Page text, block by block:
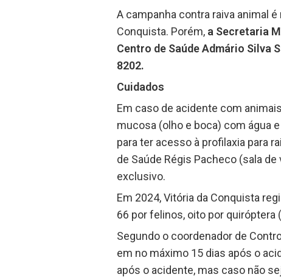
A campanha contra raiva animal
Conquista. Porém, a Secretaria
Centro de Saúde Admário Silva
8202.
Cuidados
Em caso de acidente com
mucosa (olho e boca) com água
para ter acesso à profilaxia para
de Saúde Régis Pacheco (sala
exclusivo.
Em 2024, Vitória da Conquista
66 por felinos, oito por
Segundo o coordenador de
em no máximo 15 dias após o
após o acidente, mas caso não